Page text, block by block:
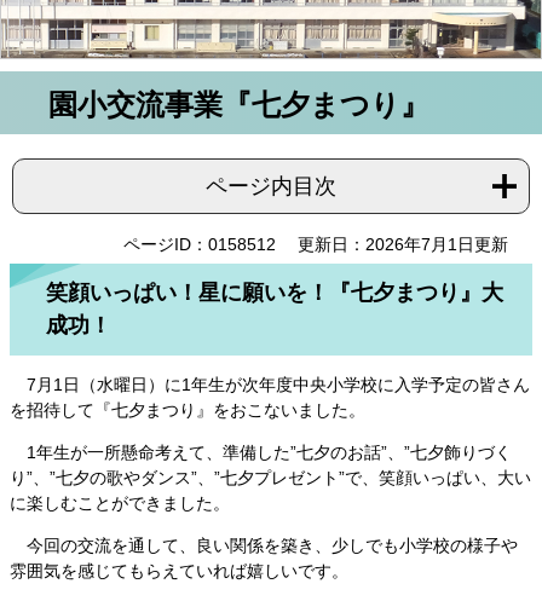
園小交流事業『七夕まつり』
ページ内目次
ページID：0158512 更新日：2026年7月1日更新
笑顔いっぱい！星に願いを！『七夕まつり』大
成功！
7月1日（水曜日）に1年生が次年度中央小学校に入学予定の皆さん
を招待して『七夕まつり』をおこないました。
1年生が一所懸命考えて、準備した”七夕のお話”、”七夕飾りづく
り”、”七夕の歌やダンス”、”七夕プレゼント”で、笑顔いっぱい、大い
に楽しむことができました。
今回の交流を通して、良い関係を築き、少しでも小学校の様子や
雰囲気を感じてもらえていれば嬉しいです。